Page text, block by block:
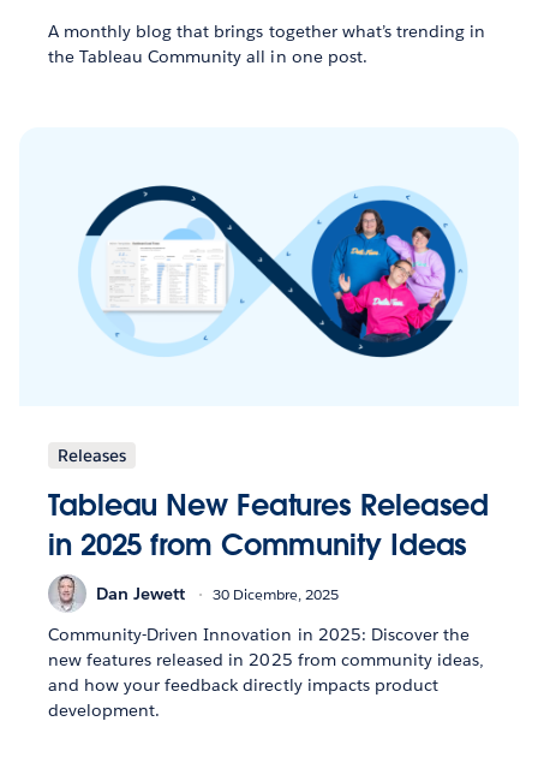
A monthly blog that brings together what’s trending in
the Tableau Community all in one post.
Releases
Tableau New Features Released
in 2025 from Community Ideas
Dan Jewett 30 Dicembre, 2025
Community-Driven Innovation in 2025: Discover the
new features released in 2025 from community ideas,
and how your feedback directly impacts product
development.